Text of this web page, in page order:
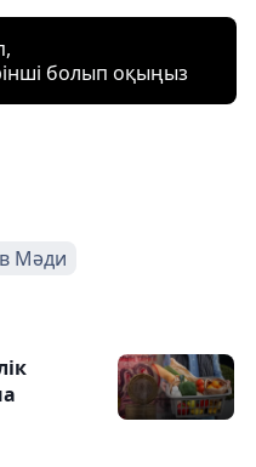
болып оқыңыз
Мәди